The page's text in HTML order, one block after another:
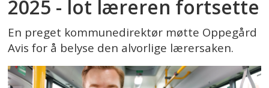
2025 - lot læreren fortsette
En preget kommunedirektør møtte Oppegård
Avis for å belyse den alvorlige lærersaken.